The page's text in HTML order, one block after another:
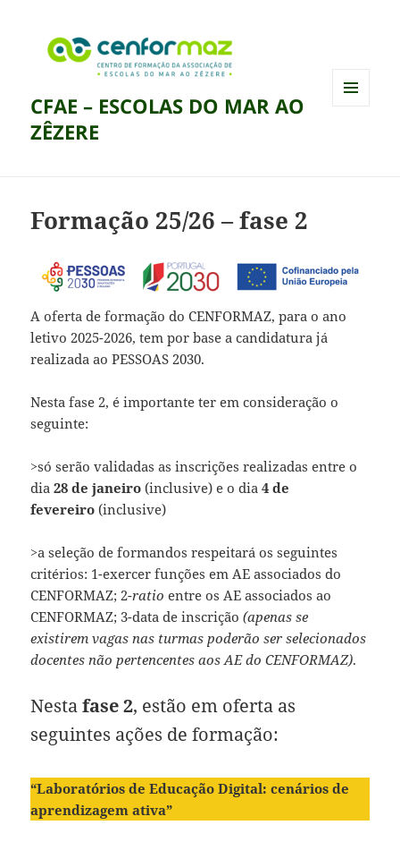
CFAE – ESCOLAS DO MAR AO
ZÊZERE
Formação 25/26 – fase 2
A oferta de formação do CENFORMAZ, para o ano
letivo 2025-2026, tem por base a candidatura já
realizada ao PESSOAS 2030.
Nesta fase 2, é importante ter em consideração o
seguinte:
>só serão validadas as inscrições realizadas entre o
dia28 de janeiro (inclusive) e o dia4 de
fevereiro (inclusive)
>a seleção de formandos respeitará os seguintes
critérios: 1-exercer funções em AE associados do
CENFORMAZ; 2-ratio entre os AE associados ao
CENFORMAZ; 3-data de inscrição(apenas se
existirem vagas nas turmas poderão ser selecionados
docentes não pertencentes aos AE do CENFORMAZ).
Nestafase 2, estão em oferta as
seguintes ações de formação:
“Laboratórios de Educação Digital: cenários de
aprendizagem ativa”